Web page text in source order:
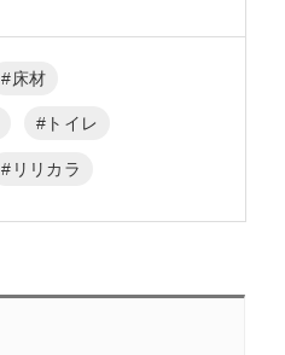
床材
トイレ
リリカラ